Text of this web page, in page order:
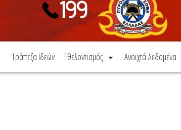
Τράπεζα Ιδεών Εθελοντισμός Ανοιχτά Δεδομένα